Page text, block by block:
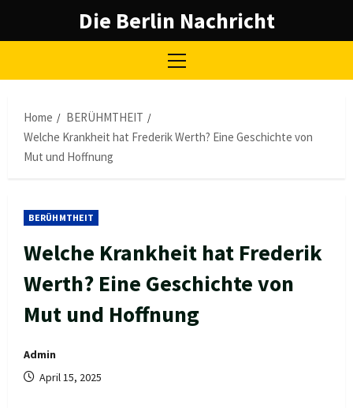
Die Berlin Nachricht
Primary
Home
BERÜHMTHEIT
Welche Krankheit hat Frederik Werth? Eine Geschichte von
Mut und Hoffnung
BERÜHMTHEIT
Welche Krankheit hat Frederik
Werth? Eine Geschichte von
Mut und Hoffnung
Admin
April 15, 2025